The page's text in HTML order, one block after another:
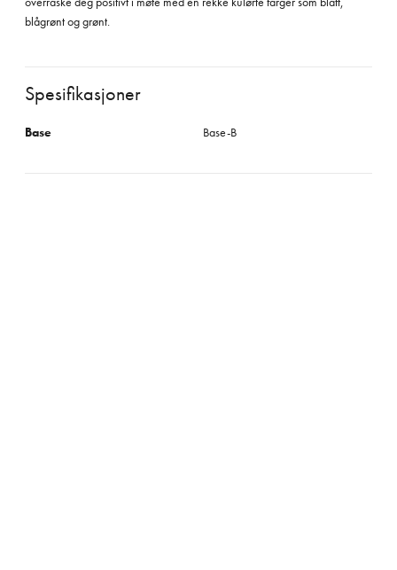
blågrønt og grønt.
Spesifikasjoner
Base Base-B